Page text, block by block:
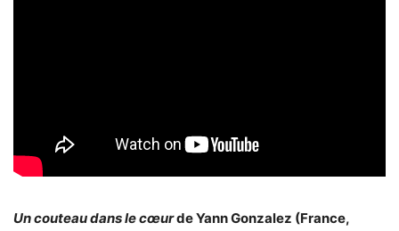
Un couteau dans le cœurde Yann Gonzalez (France,